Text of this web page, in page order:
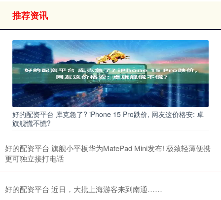
推荐资讯
好的配资平台 库克急了? iPhone 15 Pro跌价, 网友这价格安: 卓
旗舰慌不慌?
好的配资平台 旗舰小平板华为MatePad Mini发布! 极致轻薄便携
更可独立接打电话
好的配资平台 近日，大批上海游客来到南通……